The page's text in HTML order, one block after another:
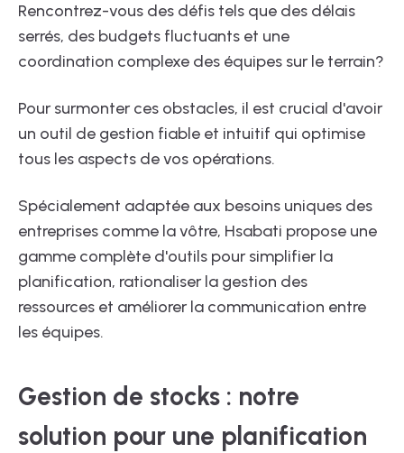
Rencontrez-vous des défis tels que des délais
serrés, des budgets fluctuants et une
coordination complexe des équipes sur le terrain?
Pour surmonter ces obstacles, il est crucial d'avoir
un outil de gestion fiable et intuitif qui optimise
tous les aspects de vos opérations.
Spécialement adaptée aux besoins uniques des
entreprises comme la vôtre, Hsabati propose une
gamme complète d'outils pour simplifier la
planification, rationaliser la gestion des
ressources et améliorer la communication entre
les équipes.
Gestion de stocks : notre
solution pour une planification